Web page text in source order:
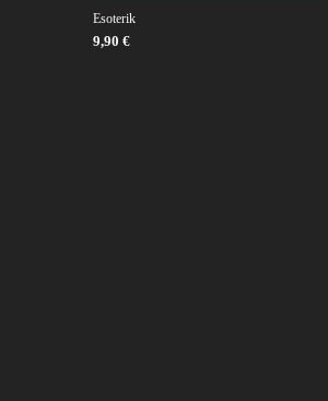
Esoterik
9,90 €